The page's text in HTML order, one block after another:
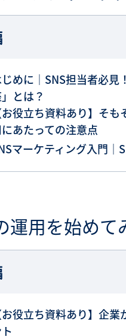
じめに｜SNS担当者必
とは？
お役立ち資料あり】そ
あたっての注意点
マーケティング入門｜
運用を始めて
お役立ち資料あり】企